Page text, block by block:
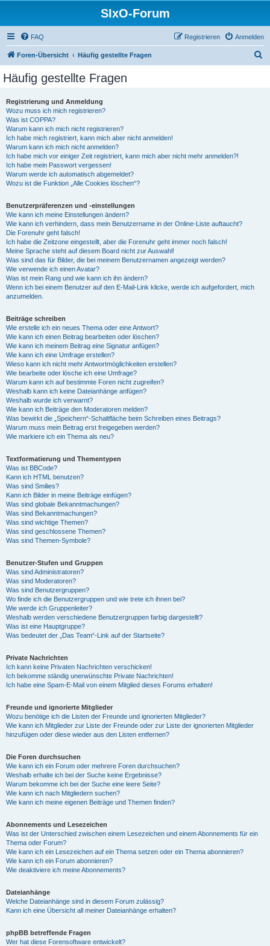
SIxO-Forum
FAQ Anmelden
Registrieren
Foren-Übersicht Häufig gestellte Fragen
Häufig gestellte Fragen
Registrierung und Anmeldung
Wozu muss ich mich registrieren?
Was ist COPPA?
Warum kann ich mich nicht registrieren?
Ich habe mich registriert, kann mich aber nicht anmelden!
Warum kann ich mich nicht anmelden?
Ich habe mich vor einiger Zeit registriert, kann mich aber nicht mehr anmelden?!
Ich habe mein Passwort vergessen!
Warum werde ich automatisch abgemeldet?
Wozu ist die Funktion „Alle Cookies löschen“?
Benutzerpräferenzen und -einstellungen
Wie kann ich meine Einstellungen ändern?
Wie kann ich verhindern, dass mein Benutzername in der Online-Liste auftaucht?
Die Forenuhr geht falsch!
Ich habe die Zeitzone eingestellt, aber die Forenuhr geht immer noch falsch!
Meine Sprache steht auf diesem Board nicht zur Auswahl!
Was sind das für Bilder, die bei meinem Benutzernamen angezeigt werden?
Wie verwende ich einen Avatar?
Was ist mein Rang und wie kann ich ihn ändern?
Wenn ich bei einem Benutzer auf den E-Mail-Link klicke, werde ich aufgefordert, mich
anzumelden.
Beiträge schreiben
Wie erstelle ich ein neues Thema oder eine Antwort?
Wie kann ich einen Beitrag bearbeiten oder löschen?
Wie kann ich meinem Beitrag eine Signatur anfügen?
Wie kann ich eine Umfrage erstellen?
Wieso kann ich nicht mehr Antwortmöglichkeiten erstellen?
Wie bearbeite oder lösche ich eine Umfrage?
Warum kann ich auf bestimmte Foren nicht zugreifen?
Weshalb kann ich keine Dateianhänge anfügen?
Weshalb wurde ich verwarnt?
Wie kann ich Beiträge den Moderatoren melden?
Was bewirkt die „Speichern“-Schaltfläche beim Schreiben eines Beitrags?
Warum muss mein Beitrag erst freigegeben werden?
Wie markiere ich ein Thema als neu?
Textformatierung und Thementypen
Was ist BBCode?
Kann ich HTML benutzen?
Was sind Smilies?
Kann ich Bilder in meine Beiträge einfügen?
Was sind globale Bekanntmachungen?
Was sind Bekanntmachungen?
Was sind wichtige Themen?
Was sind geschlossene Themen?
Was sind Themen-Symbole?
Benutzer-Stufen und Gruppen
Was sind Administratoren?
Was sind Moderatoren?
Was sind Benutzergruppen?
Wo finde ich die Benutzergruppen und wie trete ich ihnen bei?
Wie werde ich Gruppenleiter?
Weshalb werden verschiedene Benutzergruppen farbig dargestellt?
Was ist eine Hauptgruppe?
Was bedeutet der „Das Team“-Link auf der Startseite?
Private Nachrichten
Ich kann keine Privaten Nachrichten verschicken!
Ich bekomme ständig unerwünschte Private Nachrichten!
Ich habe eine Spam-E-Mail von einem Mitglied dieses Forums erhalten!
Freunde und ignorierte Mitglieder
Wozu benötige ich die Listen der Freunde und ignorierten Mitglieder?
Wie kann ich Mitglieder zur Liste der Freunde oder zur Liste der ignorierten Mitglieder
hinzufügen oder diese wieder aus den Listen entfernen?
Die Foren durchsuchen
Wie kann ich ein Forum oder mehrere Foren durchsuchen?
Weshalb erhalte ich bei der Suche keine Ergebnisse?
Warum bekomme ich bei der Suche eine leere Seite?
Wie kann ich nach Mitgliedern suchen?
Wie kann ich meine eigenen Beiträge und Themen finden?
Abonnements und Lesezeichen
Was ist der Unterschied zwischen einem Lesezeichen und einem Abonnements für ein
Thema oder Forum?
Wie kann ich ein Lesezeichen auf ein Thema setzen oder ein Thema abonnieren?
Wie kann ich ein Forum abonnieren?
Wie deaktiviere ich meine Abonnements?
Dateianhänge
Welche Dateianhänge sind in diesem Forum zulässig?
Kann ich eine Übersicht all meiner Dateianhänge erhalten?
phpBB betreffende Fragen
Wer hat diese Forensoftware entwickelt?